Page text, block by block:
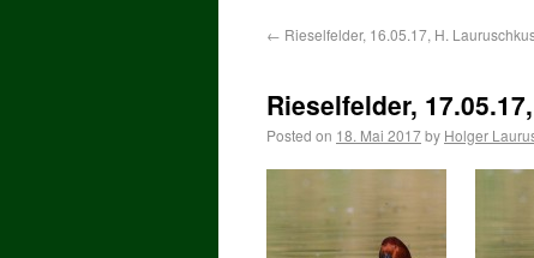
← Rieselfelder, 16.05.17, H.
Rieselfelder,
Posted on 18. Mai 2017by Holger